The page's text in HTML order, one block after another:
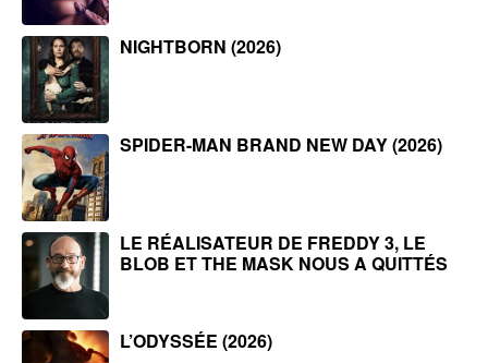
NIGHTBORN (2026)
SPIDER-MAN BRAND NEW DAY (2026)
LE RÉALISATEUR DE FREDDY 3, LE
BLOB ET THE MASK NOUS A QUITTÉS
L’ODYSSÉE (2026)